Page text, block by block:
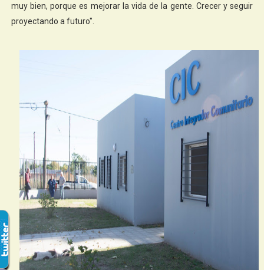
muy bien, porque es mejorar la vida de la gente. Crecer y seguir
proyectando a futuro".